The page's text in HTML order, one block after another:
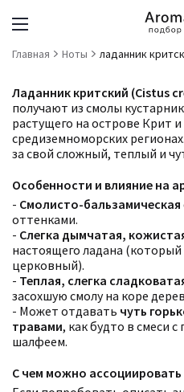
Главная Ноты ладанник
Ладанник критский (Cistus
получают из смолы
растущего на острове Крит и
средиземноморских
за свой сложный, теплый и
Особенности и влияние на
- Смолисто-бальзамическая
оттенками.
- Слегка дымчатая,
настоящего ладана (который
церковный).
- Теплая, слегка
засохшую смолу на коре
- Может отдавать чуть
травами, как будто в смеси
шалфеем.
С чем можно